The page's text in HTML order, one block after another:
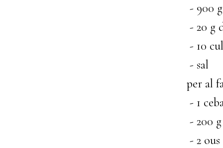
- 900
- 20 g
- 10
- sal
per al
- 1
- 200
- 2